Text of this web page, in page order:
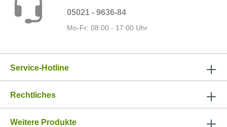
05021 - 9636-84
Mo-Fr: 08:00 - 17:00 Uhr
Service-Hotline
Rechtliches
Weitere Produkte